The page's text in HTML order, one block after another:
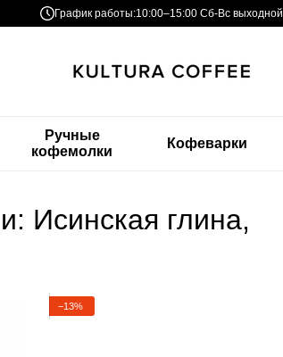
График работы:10:00–15:00 Сб-Вс выходной
Ручные
кофемолки
Кофеварки
Исинская глина,
−13%